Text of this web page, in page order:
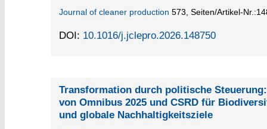
Journal of cleaner production 573, Seiten/Artikel-
DOI: 10.1016/j.jclepro.2026.148750
Transformation durch politische
von Omnibus 2025 und CSRD für
und globale Nachhaltigkeitsziele